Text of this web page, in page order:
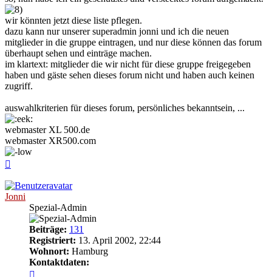
wir könnten jetzt diese liste pflegen.
dazu kann nur unserer superadmin jonni und ich die neuen
mitglieder in die gruppe eintragen, und nur diese können das forum
überhaupt sehen und einträge machen.
im klartext: mitglieder die wir nicht für diese gruppe freigegeben
haben und gäste sehen dieses forum nicht und haben auch keinen
zugriff.
auswahlkriterien für dieses forum, persönliches bekanntsein, ...
webmaster XL 500.de
webmaster XR500.com
Jonni
Spezial-Admin
Beiträge: 131
Registriert: 13. April 2002, 22:44
Wohnort: Hamburg
Kontaktdaten: